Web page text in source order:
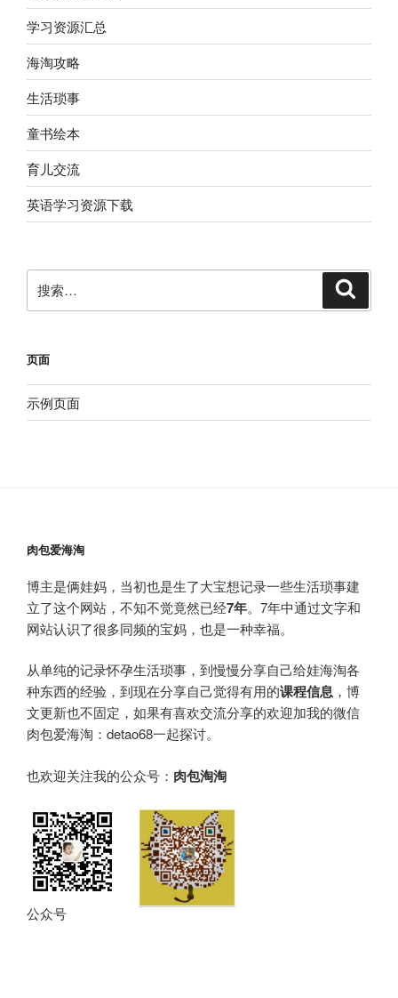
学习资源汇总
海淘攻略
生活琐事
童书绘本
育儿交流
英语学习资源下载
索：
页面
示例页面
肉包爱海淘
博主是俩娃妈，当初也是生了大宝想记录一些生活琐事建
立了这个网站，不知不觉竟然已经7年。7年中通过文字和
网站认识了很多同频的宝妈，也是一种幸福。
从单纯的记录怀孕生活琐事，到慢慢分享自己给娃海淘各
种东西的经验，到现在分享自己觉得有用的课程信息 ，博
文更新也不固定，如果有喜欢交流分享的欢迎加我的微信
肉包爱海淘：detao68一起探讨。
也欢迎关注我的公众号： 肉包淘淘
公众号